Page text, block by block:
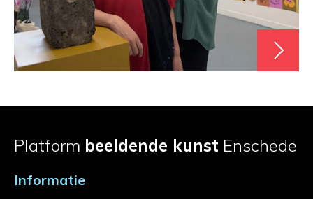
Platform beeldende kunst Enschede
Informatie